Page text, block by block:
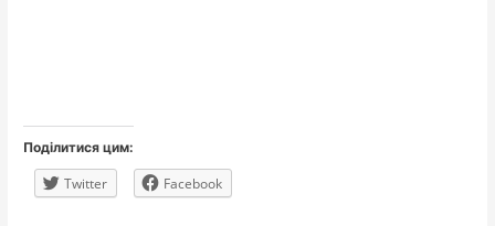
Поділитися цим:
Twitter Facebook